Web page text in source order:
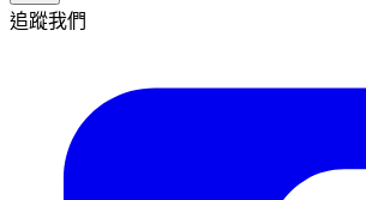
追蹤我們